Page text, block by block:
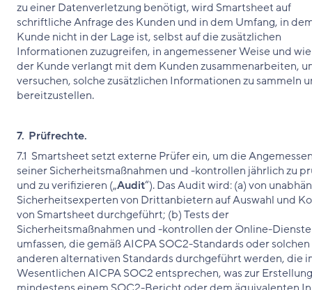
zu einer Datenverletzung benötigt, wird Smartsheet auf
schriftliche Anfrage des Kunden und in dem Umfang, in
Kunde nicht in der Lage ist, selbst auf die zusätzlichen
Informationen zuzugreifen, in angemessener Weise und
der Kunde verlangt mit dem Kunden zusammenarbeiten,
versuchen, solche zusätzlichen Informationen zu sammeln
bereitzustellen.
7. Prüfrechte.
7.1 Smartsheet setzt externe Prüfer ein, um die
seiner Sicherheitsmaßnahmen und -kontrollen jährlich zu
und zu verifizieren („Audit“). Das Audit wird: (a) von
Sicherheitsexperten von Drittanbietern auf Auswahl und
von Smartsheet durchgeführt; (b) Tests der
Sicherheitsmaßnahmen und -kontrollen der Online-Dienste
umfassen, die gemäß AICPA SOC2-Standards oder solchen
anderen alternativen Standards durchgeführt werden, die
Wesentlichen AICPA SOC2 entsprechen, was zur